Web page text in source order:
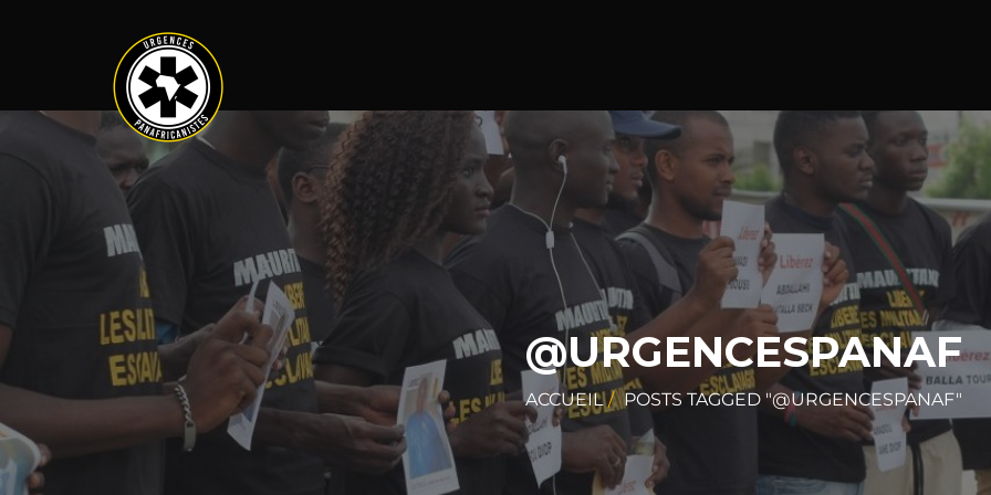
@URGENCESPANAF
ACCUEIL POSTS TAGGED "@URGENCESPANAF"